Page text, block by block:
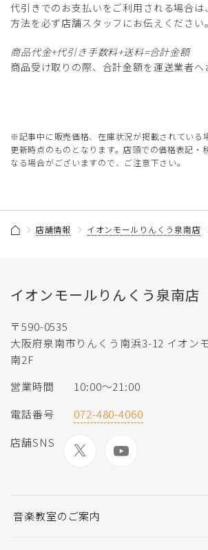
代引きでのお支払いをご利用される場合
方法を必ず店舗スタッフにお伝えください。
商品代金+代引き手数料+送料=合計金額
商品受け取りの際、合計金額を運送業者へ
※記事中に販売価格、在庫状況が掲載されている
更新時点のものとなります。店頭での価格表記・
なる場合がございますので、ご注意下さい。
店舗情報 イオンモールりんくう泉南店
イオンモールりんくう泉南店
〒590-0535
大阪府泉南市りんくう南浜3-12 イオン
南2F
営業時間
10:00〜21:00
電話番号
072-480-4060
店舗SNS
音楽教室のご案内